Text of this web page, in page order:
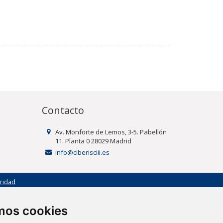
cookies
Contacto
Av. Monforte de Lemos, 3-5. Pabellón
11. Planta 0 28029 Madrid
info@ciberisciii.es